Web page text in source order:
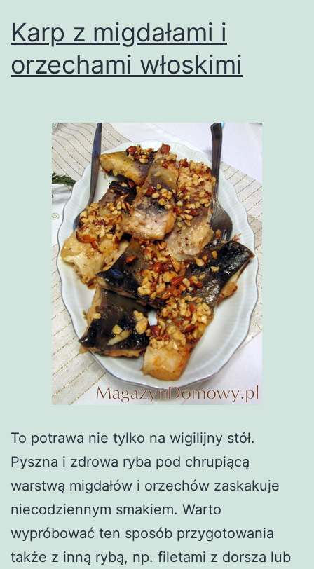
Karp z migdałami i
orzechami włoskimi
To potrawa nie tylko na wigilijny stół.
Pyszna i zdrowa ryba pod chrupiącą
warstwą migdałów i orzechów zaskakuje
niecodziennym smakiem. Warto
wypróbować ten sposób przygotowania
także z inną rybą, np. filetami z dorsza lub